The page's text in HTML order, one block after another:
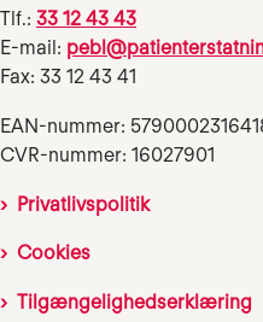
Tlf.: 33 12 43 43
E-mail:
Fax: 33 12 43 41
EAN-nummer:
CVR-nummer: 16027901
Privatlivspolitik
Cookies
Tilgængelighedserklæring